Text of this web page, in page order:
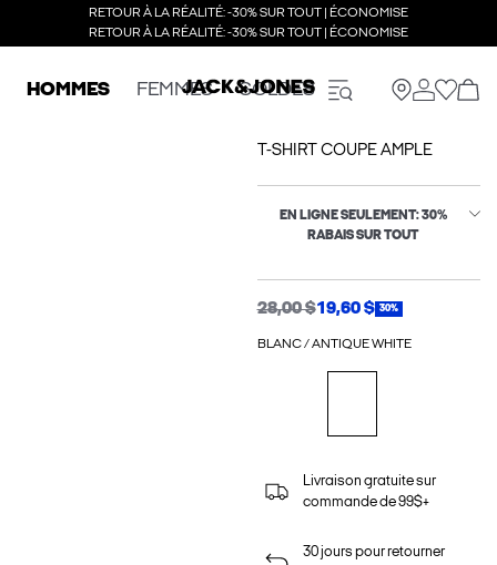
RETOUR À LA RÉALITÉ: -30% SUR TOUT | ÉCONOMISE
RETOUR À LA RÉALITÉ: -30% SUR TOUT | ÉCONOMISE
HOMMES FEMMES SOLDES
T-SHIRT COUPE AMPLE
EN LIGNE SEULEMENT: 30%
RABAIS SUR TOUT
28,00 $19,60 $ 30%
BLANC / ANTIQUE WHITE
Livraison gratuite sur
commande de 99$+
30 jours pour retourner